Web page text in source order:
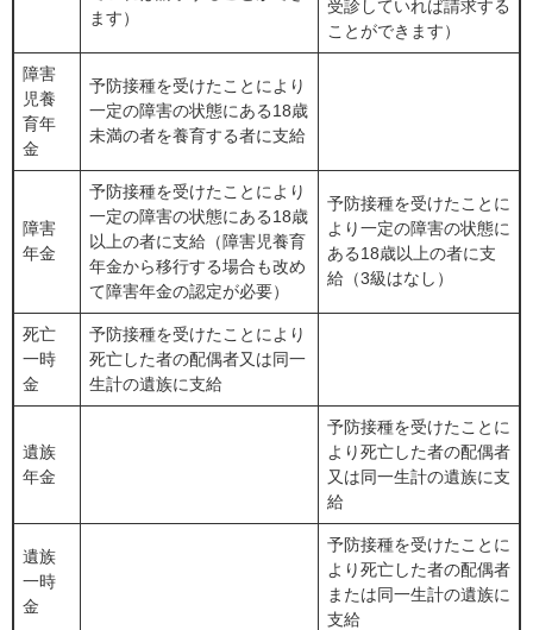
ます）
受診していれば請求する
ことができます）
障害
児養
育年
金
予防接種を受けたことにより
一定の障害の状態にある18歳
未満の者を養育する者に支給
障害
年金
予防接種を受けたことにより
一定の障害の状態にある18歳
以上の者に支給（障害児養育
年金から移行する場合も改め
て障害年金の認定が必要）
予防接種を受けたことに
より一定の障害の状態に
ある18歳以上の者に支
給（3級はなし）
死亡
一時
金
予防接種を受けたことにより
死亡した者の配偶者又は同一
生計の遺族に支給
遺族
年金
予防接種を受けたことに
より死亡した者の配偶者
又は同一生計の遺族に支
給
遺族
一時
金
予防接種を受けたことに
より死亡した者の配偶者
または同一生計の遺族に
支給